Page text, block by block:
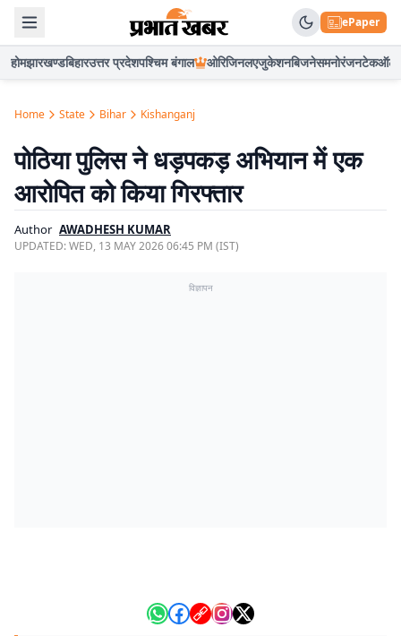
ePaper
होमझारखण्डबिहारउत्तर प्रदेशपश्चिम बंगाल ओरिजिनलएजुकेशनबिजनेसमनोरंजनटेकऑटो
Home State Bihar Kishanganj
पोठिया पुलिस ने धड़पकड़ अभियान में एक
आरोपित को किया गिरफ्तार
Author AWADHESH KUMAR
UPDATED:WED, 13 MAY 2026 06:45 PM (IST)
विज्ञापन